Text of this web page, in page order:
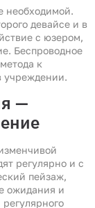
необходимой.
девайсе и в
с юзером,
Беспроводное
к
учреждении.
—
регулярно и с
пейзаж,
ожидания и